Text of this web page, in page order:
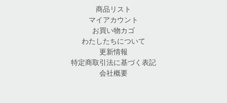
商品リスト
マイアカウント
お買い物カゴ
わたしたちについて
更新情報
特定商取引法に基づく表記
会社概要